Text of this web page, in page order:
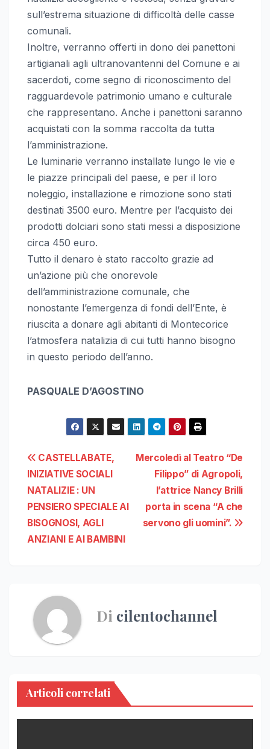
sull’estrema situazione di difficoltà delle casse
comunali.
Inoltre, verranno offerti in dono dei panettoni
artigianali agli ultranovantenni del Comune e ai
sacerdoti, come segno di riconoscimento del
ragguardevole patrimonio umano e culturale
che rappresentano. Anche i panettoni saranno
acquistati con la somma raccolta da tutta
l’amministrazione.
Le luminarie verranno installate lungo le vie e
le piazze principali del paese, e per il loro
noleggio, installazione e rimozione sono stati
destinati 3500 euro. Mentre per l’acquisto dei
prodotti dolciari sono stati messi a disposizione
circa 450 euro.
Tutto il denaro è stato raccolto grazie ad
un’azione più che onorevole
dell’amministrazione comunale, che
nonostante l’emergenza di fondi dell’Ente, è
riuscita a donare agli abitanti di Montecorice
l’atmosfera natalizia di cui tutti hanno bisogno
in questo periodo dell’anno.
PASQUALE D’AGOSTINO
Navigazione
articoli
Mercoledì al Teatro “De
Filippo” di Agropoli,
l’attrice Nancy Brilli
porta in scena “A che
servono gli uomini”.
CASTELLABATE,
INIZIATIVE SOCIALI
NATALIZIE : UN
PENSIERO SPECIALE AI
BISOGNOSI, AGLI
ANZIANI E AI BAMBINI
Di cilentochannel
Articoli correlati